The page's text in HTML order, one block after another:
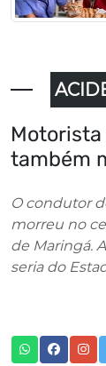
também
O condutor
morreu no
de Maringá.
seria do